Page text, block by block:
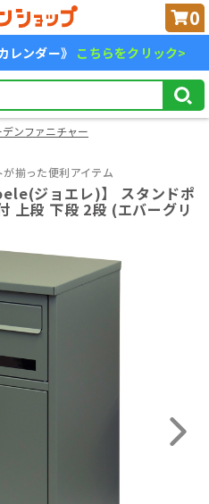
0
レンダー》 こちらをクリック>
デンファニチャー
揃った便利アイテム
ジョエレ)】 スタンドポ
上段 下段 2段 (エバーグリ